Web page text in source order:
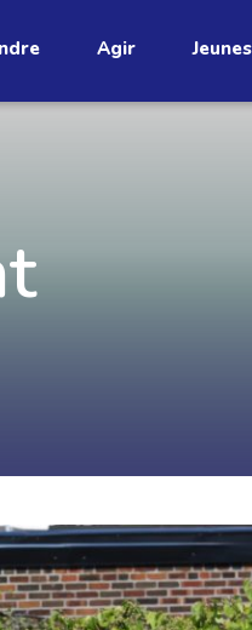
JE M'ABONNE
Agir